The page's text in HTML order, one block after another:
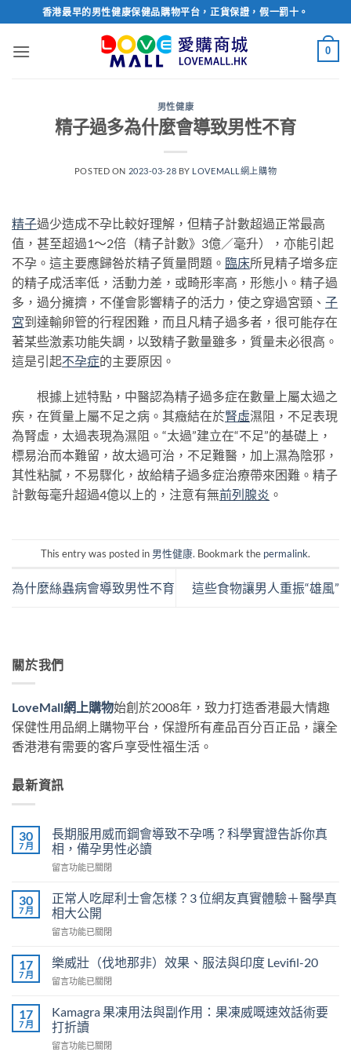
to
content
香港最早的男性健康保健品購物平台，正貨保證，假一罰十。
0
男性健康
精子過多為什麼會導致男性不育
POSTED ON 2023-03-28 BY LOVEMALL網上購物
精子過少造成不孕比較好理解，但精子計數超過正常最高
值，甚至超過1～2倍（精子計數》3億／毫升），亦能引起
不孕。這主要應歸咎於精子質量問題。 臨床所見精子增多症
的精子成活率低，活動力差，或畸形率高，形態小。精子過
多，過分擁擠，不僅會影響精子的活力，使之穿過宮頸、 子
宮到達輸卵管的行程困難，而且凡精子過多者，很可能存在
著某些激素功能失調，以致精子數量雖多，質量未必很高。
這是引起不孕症的主要原因。
根據上述特點，中醫認為精子過多症在數量上屬太過之
疾，在質量上屬不足之病。其癥結在於腎虛濕阻，不足表現
為腎虛，太過表現為濕阻。“太過”建立在“不足”的基礎上，
標易治而本難留，故太過可治，不足難醫，加上濕為陰邪，
其性粘膩，不易驟化，故給精子過多症治療帶來困難。精子
計數每毫升超過4億以上的，注意有無前列腺炎 。
This entry was posted in 男性健康. Bookmark the permalink.
為什麼絲蟲病會導致男性不育 這些食物讓男人重振“雄風”
關於我們
LoveMall網上購物始創於2008年，致力打造香港最大情趣
保健性用品網上購物平台，保證所有產品百分百正品，讓全
香港港有需要的客戶享受性福生活。
最新資訊
30
7 月
長期服用威而鋼會導致不孕嗎？科學實證告訴你真
相，備孕男性必讀
在
期
服
用
威
鋼
導
不
孕
嗎？
科
留言功能已關閉
30
7 月
正常人吃犀利士會怎樣？3 位網友真實體驗＋醫學真
相大公開
在
常
人
吃
利
士
怎
留言功能已關閉
17
7 月
樂威壯（伐地那非）效果、服法與印度 Levifil-20
在
威
壯
（伐
地
留言功能已關閉
17
7 月
Kamagra 果凍用法與副作用：果凍威嘅速效話術要
打折讀
在
留言功能已關閉